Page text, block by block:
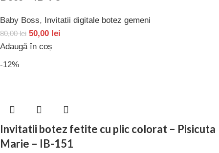
Baby Boss, Invitatii digitale botez gemeni
80,00lei 50,00 lei
Adaugă în coș
-12%
Invitatii botez fetite cu plic colorat – Pisicuta
Marie – IB-151